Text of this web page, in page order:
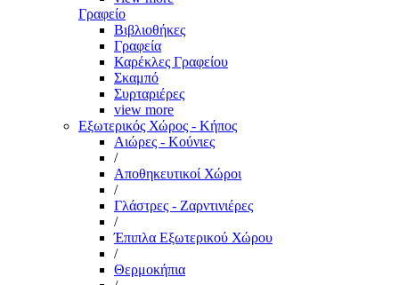
Γραφείο
Βιβλιοθήκες
Γραφεία
Καρέκλες Γραφείου
Σκαμπό
Συρταριέρες
view more
Εξωτερικός Χώρος - Κήπος
Αιώρες - Κούνιες
/
Αποθηκευτικοί Χώροι
/
Γλάστρες - Ζαρντινιέρες
/
Έπιπλα Εξωτερικού Χώρου
/
Θερμοκήπια